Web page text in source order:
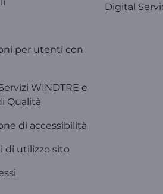
per utenti con
WINDTRE e
Qualità
di accessibilità
di utilizzo sito
Digital